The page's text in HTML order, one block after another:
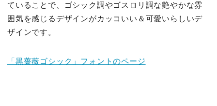
ていることで、ゴシック調やゴスロリ調な艶やかな雰
囲気を感じるデザインがカッコいい＆可愛いらしいデ
ザインです。
「黒薔薇ゴシック」フォントのページ